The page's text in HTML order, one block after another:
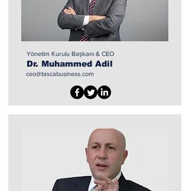
Yönetim Kurulu Başkanı & CEO
Dr. Muhammed Adil
ceo@tascabusiness.com